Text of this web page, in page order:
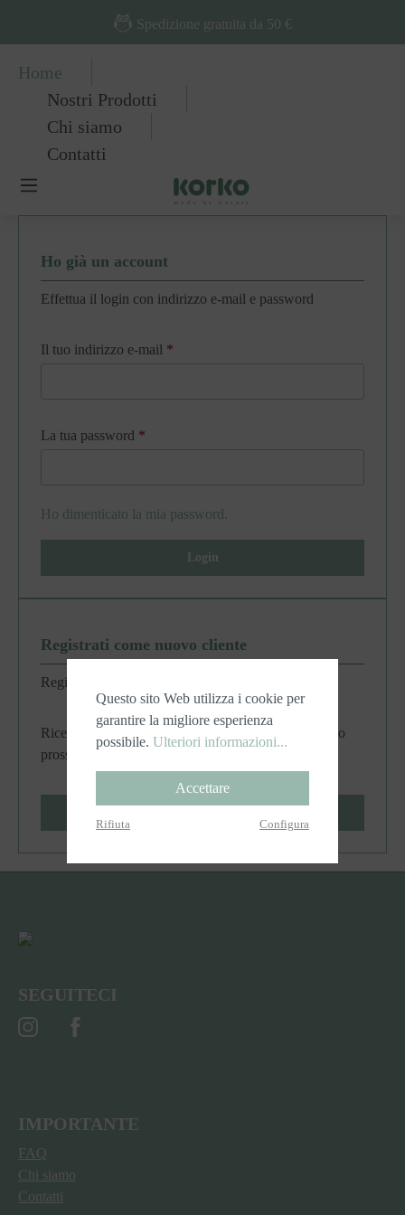
Passa al contenuto principaleSpedizione gratuita da 50 €
Home
Nostri Prodotti
Chi siamo
Contatti
Ho già un account
Effettua il login con indirizzo e-mail e password
Il tuo indirizzo e-mail *
La tua password *
Ho dimenticato la mia password.
Login
Registrati come nuovo cliente
Registrati una sola volta e approfittane per sempre.
Ricevi il tuo account personale come cliente per il tuo
prossimo ordine.
SEGUITECI
IMPORTANTE
FAQ
Chi siamo
Contatti
Questo sito Web utilizza i cookie per
garantire la migliore esperienza
possibile. Ulteriori informazioni...
Accettare
Rifiuta Configura